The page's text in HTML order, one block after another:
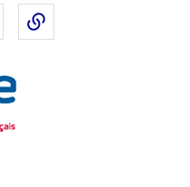
sur LinkedIn
Partager par email